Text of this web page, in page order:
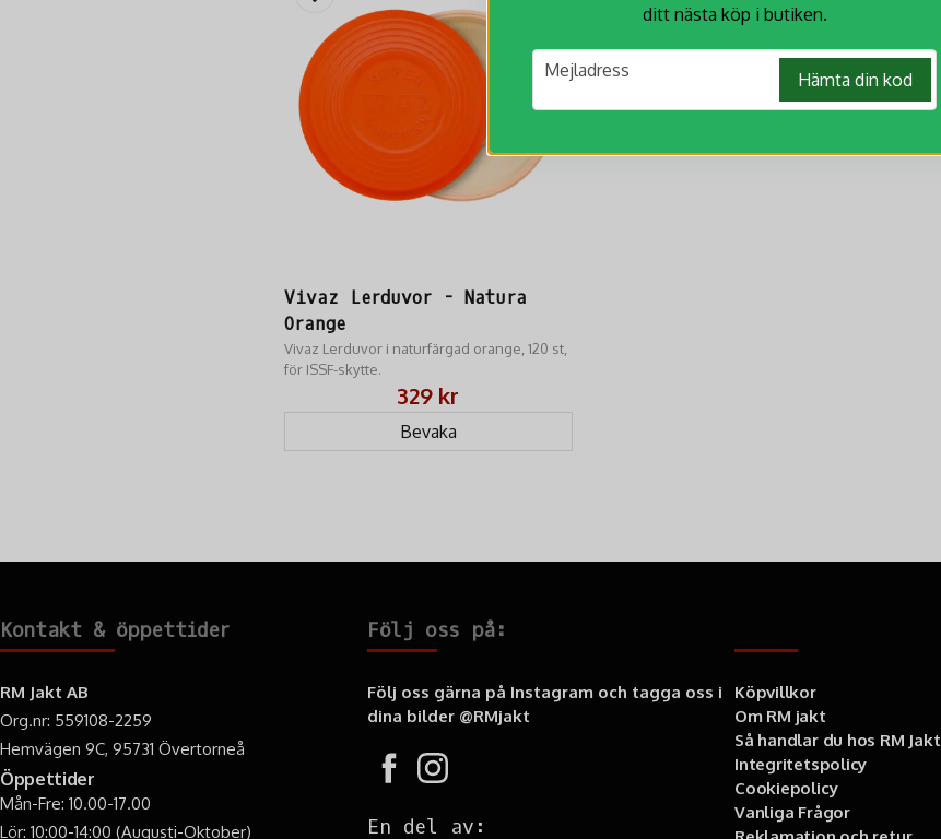
Vivaz Lerduvor - Natura
Orange
Vivaz Lerduvor i naturfärgad orange, 120 st,
för ISSF-skytte.
329 kr
Bevaka
ditt nästa köp i butiken.
email
Mejladress Hämta din kod
Kontakt & öppettider
RM Jakt AB
Org.nr: 559108-2259
Hemvägen 9C, 95731 Övertorneå
Öppettider
Mån-Fre: 10.00-17.00
Lör: 10:00-14:00 (Augusti-Oktober)
Följ oss på:
Följ oss gärna på Instagram och tagga oss i
dina bilder @RMjakt
En del av:
Köpvillkor
Om RM jakt
Så handlar du hos RM Jakt
Integritetspolicy
Cookiepolicy
Vanliga Frågor